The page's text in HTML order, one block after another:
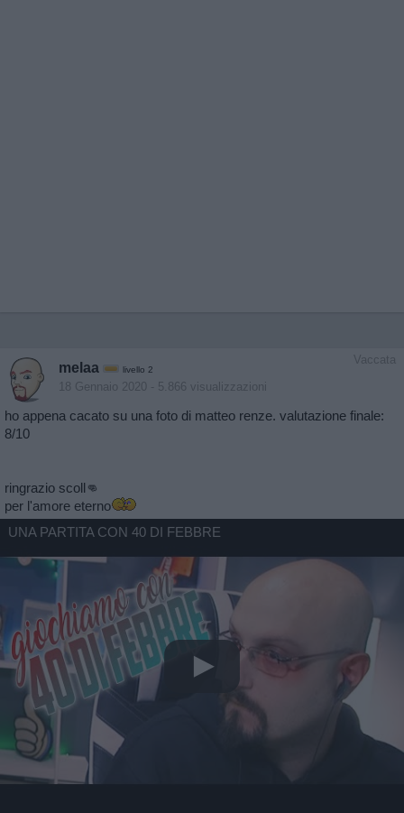
Vaccata
melaa livello 2
18 Gennaio 2020 - 5.866 visualizzazioni
ho appena cacato su una foto di matteo renze. valutazione finale:
8/10
ringrazio scoll👊
per l'amore eterno
UNA PARTITA CON 40 DI FEBBRE